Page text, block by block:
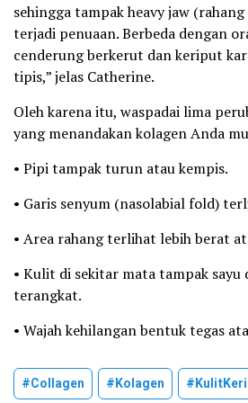
sehingga tampak heavy jaw
terjadi penuaan. Berbeda dengan
cenderung berkerut dan keriput
tipis,” jelas Catherine.
Oleh karena itu, waspadai lima
yang menandakan kolagen Anda
• Pipi tampak turun atau kempis.
• Garis senyum (nasolabial fold)
• Area rahang terlihat lebih berat
• Kulit di sekitar mata tampak sayu
terangkat.
• Wajah kehilangan bentuk tegas
#Collagen #Kolagen